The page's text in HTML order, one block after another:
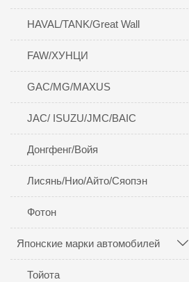
HAVAL/TANK/Great Wall
FAW/ХУНЦИ
GAC/MG/MAXUS
JAC/ ISUZU/JMC/BAIC
Донгфенг/Войя
Лисянь/Нио/Айто/Сяопэн
Фотон
Японские марки автомобилей 
Тойота